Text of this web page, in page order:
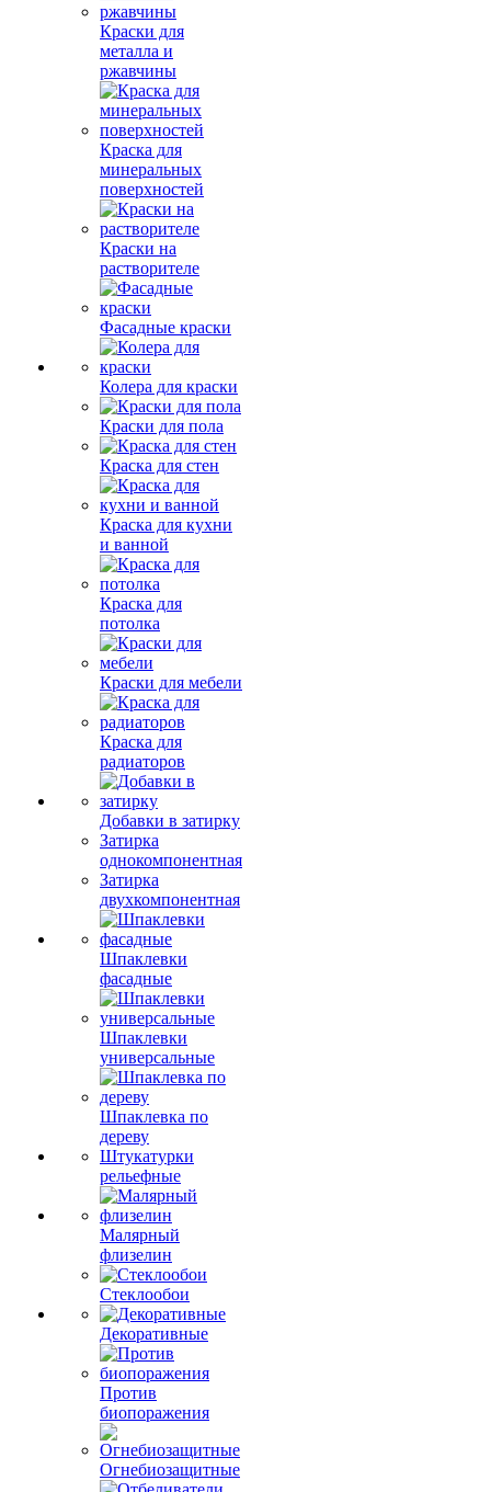
Краски для
металла и
ржавчины
Краска для
минеральных
поверхностей
Краски на
растворителе
Фасадные краски
Колера для краски
Краски для пола
Краска для стен
Краска для кухни
и ванной
Краска для
потолка
Краски для мебели
Краска для
радиаторов
Добавки в затирку
Затирка
однокомпонентная
Затирка
двухкомпонентная
Шпаклевки
фасадные
Шпаклевки
универсальные
Шпаклевка по
дереву
Штукатурки
рельефные
Малярный
флизелин
Стеклообои
Декоративные
Против
биопоражения
Огнебиозащитные